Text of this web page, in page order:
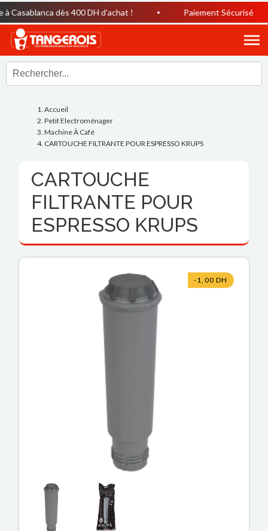
dès 400 DH d’achat ! Paiement Sécurisé
Accueil
Petit Electroménager
Machine À Café
CARTOUCHE FILTRANTE POUR ESPRESSO KRUPS
CARTOUCHE
FILTRANTE POUR
ESPRESSO KRUPS
-1,00 DH